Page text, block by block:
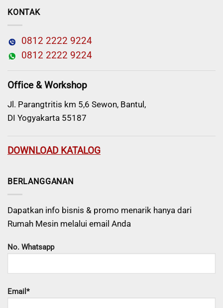
KONTAK
0812 2222 9224
0812 2222 9224
Office & Workshop
Jl. Parangtritis km 5,6 Sewon, Bantul,
DI Yogyakarta 55187
DOWNLOAD KATALOG
BERLANGGANAN
Dapatkan info bisnis & promo menarik hanya dari
Rumah Mesin melalui email Anda
No. Whatsapp
Email*